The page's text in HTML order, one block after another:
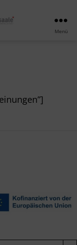
Menü